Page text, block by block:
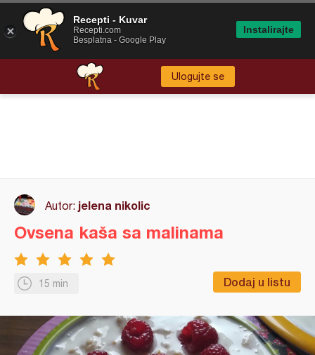
Ulogujte se
Autor: jelena nikolic
15 min Dodaj u listu
Ovsena kaša sa malinama
Recepti - Kuvar
Recepti.com
Besplatna - Google Play
Instalirajte